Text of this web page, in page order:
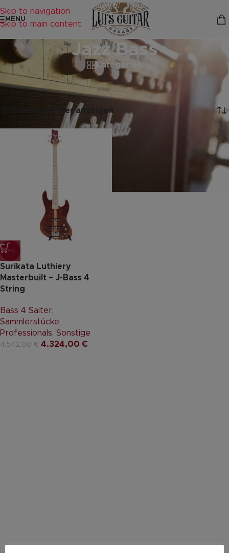
Skip to navigation
Skip to main content
MENU
Jazz Bass
Kategorien
Startseite
Produkte verschlagwortet mit „Jazz Bass“
Einzelnes Ergebnis wird angezeigt
Sidebar & Filter anzeigen
-5%
Surikata Luthiery
Masterbuilt – J-Bass 4
String
Bass 4 Saiter,
Sammlerstücke,
Professionals, Sonstige
4.542,00€ 4.324,00 €